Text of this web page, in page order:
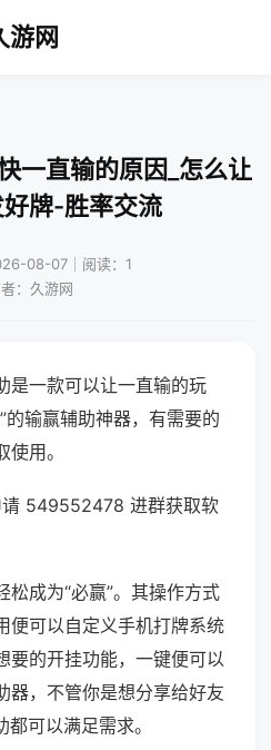
游网
一直输的原因_怎么让
牌-胜率交流
08-07｜阅读：1
：久游网
是一款可以让一直输的玩
的输赢辅助神器，有需要的
用。
549552478 进群获取软
成为“必赢”。其操作方式
便可以自定义手机打牌系统
要的开挂功能，一键便可以
器，不管你是想分享给好友
可以满足需求。